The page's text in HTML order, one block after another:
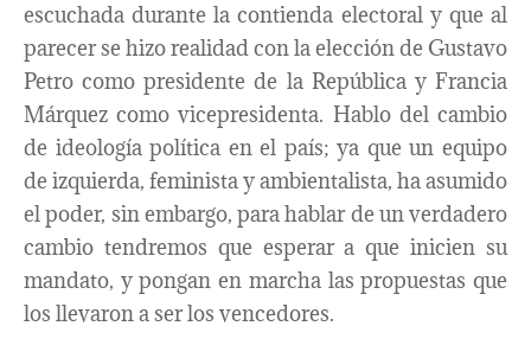
escuchada durante la contienda electoral y que al
parecer se hizo realidad con la elección de Gustavo
Petro como presidente de la República y Francia
Márquez como vicepresidenta. Hablo del cambio
de ideología política en el país; ya que un equipo
de izquierda, feminista y ambientalista, ha asumido
el poder, sin embargo, para hablar de un verdadero
cambio tendremos que esperar a que inicien su
mandato, y pongan en marcha las propuestas que
los llevaron a ser los vencedores.